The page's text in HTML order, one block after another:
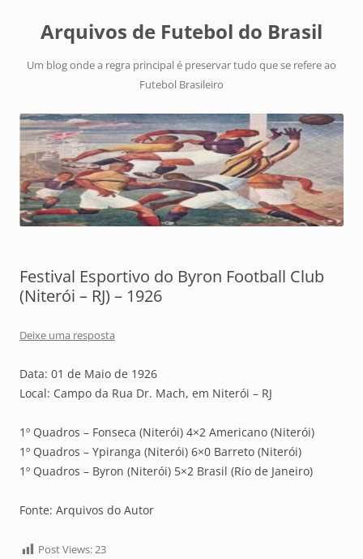
Arquivos de Futebol do Brasil
Um blog onde a regra principal é preservar tudo que se refere ao
Futebol Brasileiro
Festival Esportivo do Byron Football Club
(Niterói – RJ) – 1926
Deixe uma resposta
Data: 01 de Maio de 1926
Local: Campo da Rua Dr. Mach, em Niterói – RJ
1º Quadros – Fonseca (Niterói) 4×2 Americano (Niterói)
1º Quadros – Ypiranga (Niterói) 6×0 Barreto (Niterói)
1º Quadros – Byron (Niterói) 5×2 Brasil (Rio de Janeiro)
Fonte: Arquivos do Autor
Post Views:23